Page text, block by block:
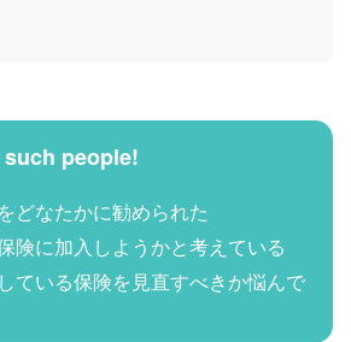
people!
どなたかに勧められた
険に加入しようかと考えている
ている保険を見直すべきか悩んで